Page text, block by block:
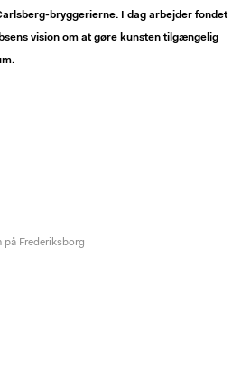
bryggerierne. I dag arbejder fondet
vision om at gøre kunsten tilgængelig
Frederiksborg